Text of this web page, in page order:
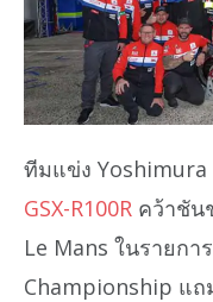
ทีมแข่ง Yoshimura
GSX-R100R คว้าชัน
Le Mans ในรายกา
Championship แ